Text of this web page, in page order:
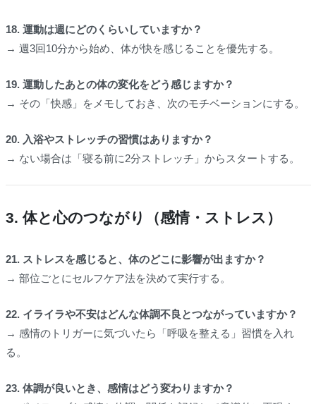
18. 運動は週にどのくらいしていますか？
→ 週3回10分から始め、体が快を感じることを優先する。
19. 運動したあとの体の変化をどう感じますか？
→ その「快感」をメモしておき、次のモチベーションにする。
20. 入浴やストレッチの習慣はありますか？
→ ない場合は「寝る前に2分ストレッチ」からスタートする。
3. 体と心のつながり（感情・ストレス）
21. ストレスを感じると、体のどこに影響が出ますか？
→ 部位ごとにセルフケア法を決めて実行する。
22. イライラや不安はどんな体調不良とつながっていますか？
→ 感情のトリガーに気づいたら「呼吸を整える」習慣を入れ
る。
23. 体調が良いとき、感情はどう変わりますか？